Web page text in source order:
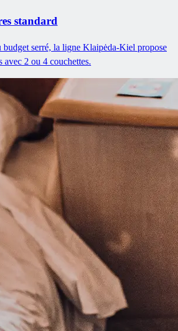
standard
budget serré, la ligne Klaipėda-Kiel propose
avec 2 ou 4 couchettes.